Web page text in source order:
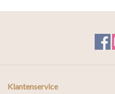
Klantenservice